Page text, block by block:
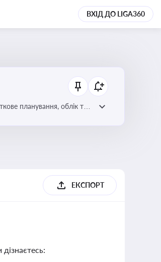
ВХІД ДО LIGA360
планування, облік та
ЕКСПОРТ